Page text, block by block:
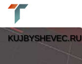
KUJBYSHEVEC.RU
Новости»